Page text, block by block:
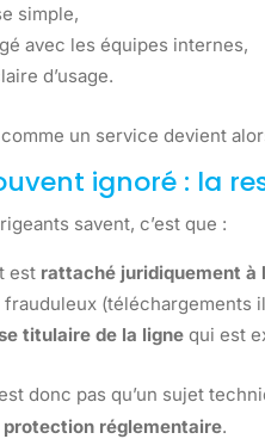
simple,
avec les équipes internes,
d’usage.
un service devient
ignoré : la
savent, c’est que :
est rattaché juridiquement à
frauduleux (téléchargements
titulaire de la ligne qui est
donc pas qu’un sujet
protection réglementaire.